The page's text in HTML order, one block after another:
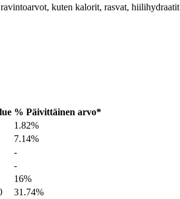
kuten kalorit, rasvat,
% Päivittäinen arvo*
1.82%
7.14%
-
-
16%
31.74%